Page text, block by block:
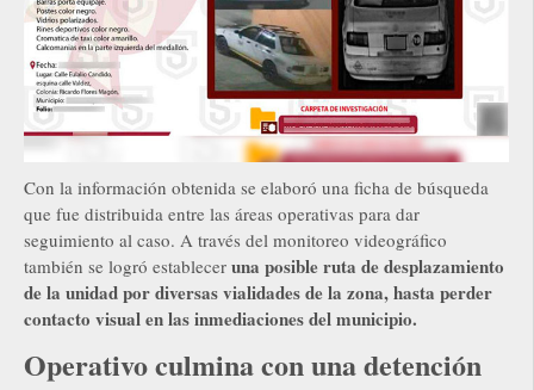
Con la información obtenida se elaboró una ficha de búsqueda
que fue distribuida entre las áreas operativas para dar
seguimiento al caso. A través del monitoreo videográfico
también se logró establecer una posible ruta de desplazamiento
de la unidad por diversas vialidades de la zona, hasta perder
contacto visual en las inmediaciones del municipio.
Operativo culmina con una detención